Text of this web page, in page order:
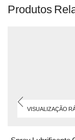
Produtos
VISUALIZAÇÃO